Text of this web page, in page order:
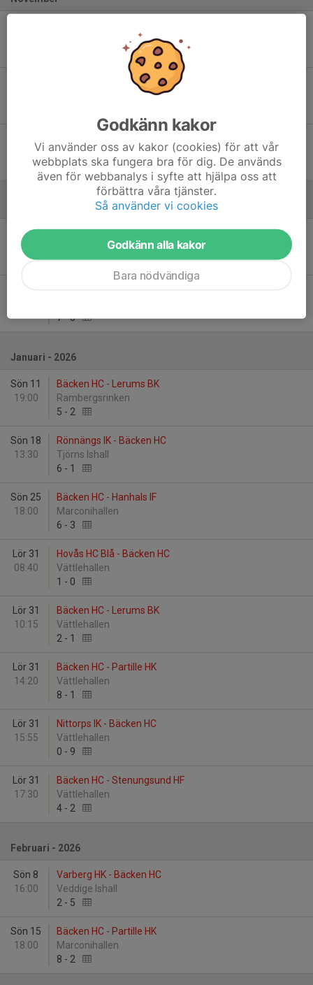
Rambergsrinken
Stenungsund HF - Bäcken HC
Stenungsund Arena
08:30
Askims Ishall
3 -5
Sön 7
18:30
Bäcken HC - Varberg HK
Rambergsrinken
7-3
7-3
Januari - 2026
Sön 11
19:00
Bäcken HC - Lerums BK
Rambergsrinken
5 - 2
Sön 18
13:30
Rönnängs IK - Bäcken HC
Tjörns Ishall
6 - 1
Sön 25
18:00
Bäcken HC - Hanhals IF
Marconihallen
6 - 3
Lör 31
08:40
Hovås HC Blå - Bäcken HC
Vättlehallen
1 - 0
Lör 31
10:15
Bäcken HC - Lerums BK
Vättlehallen
2 - 1
Lör 31
14:20
Bäcken HC - Partille HK
Vättlehallen
8 - 1
Lör 31
15:55
Nittorps IK - Bäcken HC
Vättlehallen
0 - 9
Lör 31
17:30
Bäcken HC - Stenungsund HF
Vättlehallen
4 - 2
Februari - 2026
Sön 8
16:00
Varberg HK - Bäcken HC
Veddige Ishall
2 - 5
Sön 15
18:00
Bäcken HC - Partille HK
Marconihallen
8 - 2
Godkänn kakor
Vi använder oss av kakor (cookies) för att vår
webbplats ska fungera bra för dig. De används
även för webbanalys i syfte att hjälpa oss att
förbättra våra tjänster.
Så använder vi cookies
Godkänn alla kakor
Bara nödvändiga